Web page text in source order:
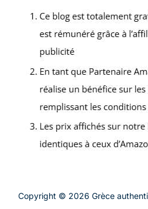
Copyright © 2026 Grèce